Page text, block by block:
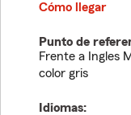
Cómo llegar
Punto de
Frente a Ingles
color gris
Idiomas: